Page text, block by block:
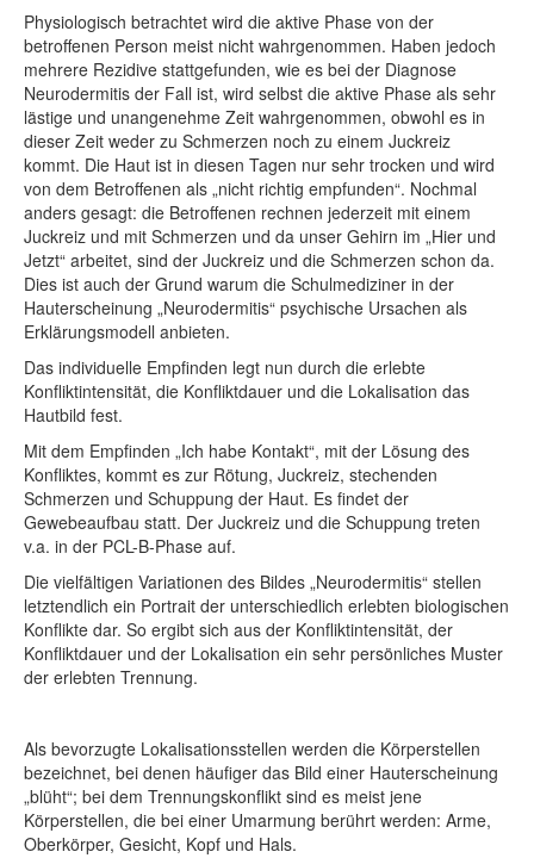
Physiologisch betrachtet wird die aktive Phase von der
betroffenen Person meist nicht wahrgenommen. Haben jedoch
mehrere Rezidive stattgefunden, wie es bei der Diagnose
Neurodermitis der Fall ist, wird selbst die aktive Phase als sehr
lästige und unangenehme Zeit wahrgenommen, obwohl es in
dieser Zeit weder zu Schmerzen noch zu einem Juckreiz
kommt. Die Haut ist in diesen Tagen nur sehr trocken und wird
von dem Betroffenen als „nicht richtig empfunden“. Nochmal
anders gesagt: die Betroffenen rechnen jederzeit mit einem
Juckreiz und mit Schmerzen und da unser Gehirn im „Hier und
Jetzt“ arbeitet, sind der Juckreiz und die Schmerzen schon da.
Dies ist auch der Grund warum die Schulmediziner in der
Hauterscheinung „Neurodermitis“ psychische Ursachen als
Erklärungsmodell anbieten.
Das individuelle Empfinden legt nun durch die erlebte
Konfliktintensität, die Konfliktdauer und die Lokalisation das
Hautbild fest.
Mit dem Empfinden „Ich habe Kontakt“, mit der Lösung des
Konfliktes, kommt es zur Rötung, Juckreiz, stechenden
Schmerzen und Schuppung der Haut. Es findet der
Gewebeaufbau statt. Der Juckreiz und die Schuppung treten
v.a. in der PCL-B-Phase auf.
Die vielfältigen Variationen des Bildes „Neurodermitis“ stellen
letztendlich ein Portrait der unterschiedlich erlebten biologischen
Konflikte dar. So ergibt sich aus der Konfliktintensität, der
Konfliktdauer und der Lokalisation ein sehr persönliches Muster
der erlebten Trennung.
Als bevorzugte Lokalisationsstellen werden die Körperstellen
bezeichnet, bei denen häufiger das Bild einer Hauterscheinung
„blüht“; bei dem Trennungskonflikt sind es meist jene
Körperstellen, die bei einer Umarmung berührt werden: Arme,
Oberkörper, Gesicht, Kopf und Hals.